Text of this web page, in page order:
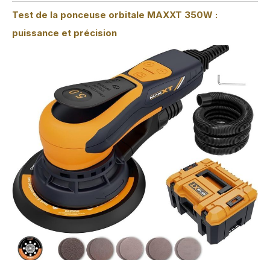
Test de la ponceuse orbitale MAXXT 350W :
puissance et précision